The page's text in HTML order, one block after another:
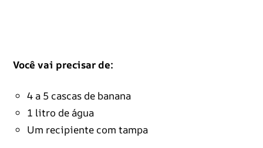
Você vai precisar de:
4 a 5 cascas de banana
1 litro de água
Um recipiente com tampa